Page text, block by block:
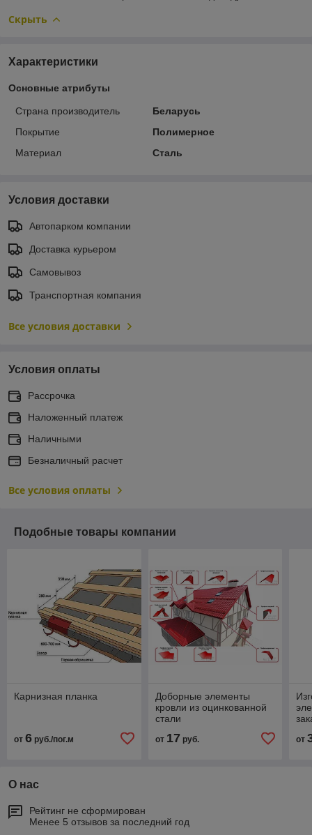
Скрыть
Характеристики
Основные атрибуты
Страна производитель
Беларусь
Покрытие
Полимерное
Материал
Сталь
Условия доставки
Автопарком компании
Доставка курьером
Самовывоз
Транспортная компания
Все условия доставки
Условия оплаты
Рассрочка
Наложенный платеж
Наличными
Безналичный расчет
Все условия оплаты
Подобные товары компании
Карнизная планка
от 6 руб./пог.м
Доборные элементы
кровли из оцинкованной
стали
от 17 руб. от
О нас
Рейтинг не сформирован
Менее 5 отзывов за последний год